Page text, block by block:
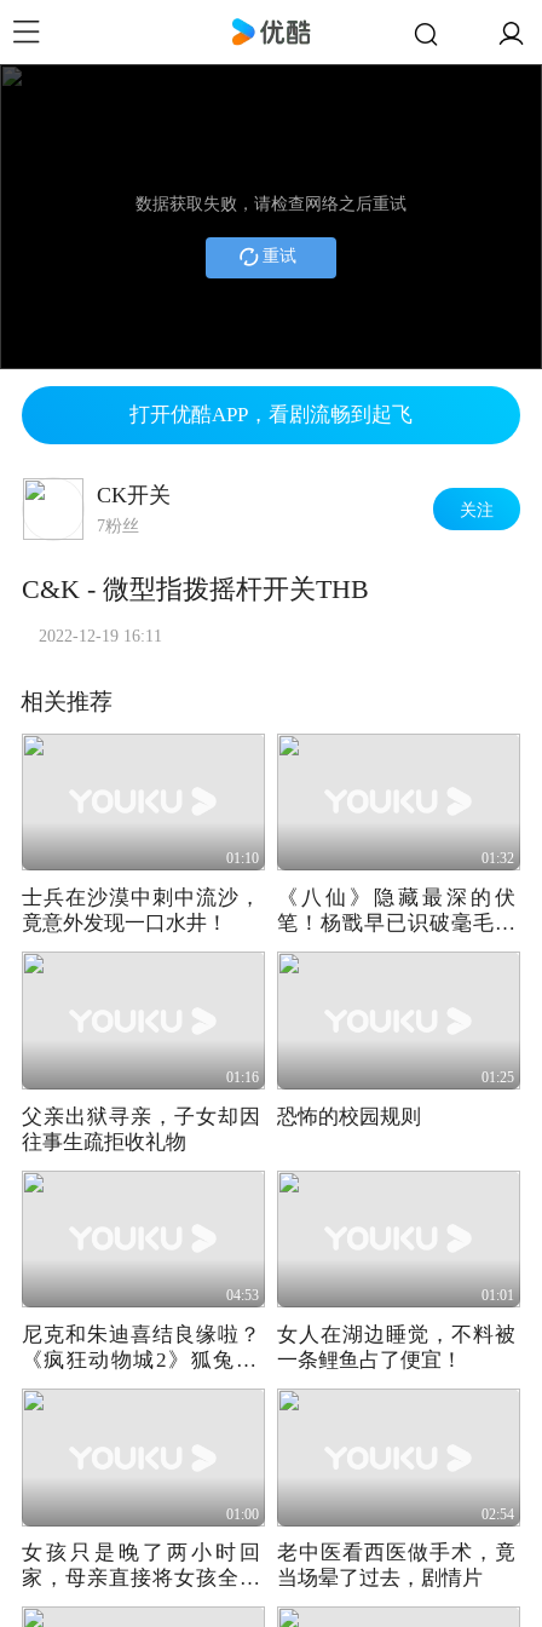
数据获取失败，请检查网络之后重试
重试
打开优酷APP，看剧流畅到起飞
CK开关
7粉丝
关注
C&K - 微型指拨摇杆开关THB
2022-12-19 16:11
相关推荐
01:10
士兵在沙漠中刺中流沙，
竟意外发现一口水井！
01:32
《八仙》隐藏最深的伏
笔！杨戬早已识破毫毛，
联手大圣扶持八仙
01:16
父亲出狱寻亲，子女却因
往事生疏拒收礼物
01:25
恐怖的校园规则
04:53
尼克和朱迪喜结良缘啦？
《疯狂动物城2》狐兔CP
兑现9年之约
01:01
女人在湖边睡觉，不料被
一条鲤鱼占了便宜！
01:00
女孩只是晚了两小时回
家，母亲直接将女孩全身
检查了一遍！
02:54
老中医看西医做手术，竟
当场晕了过去，剧情片